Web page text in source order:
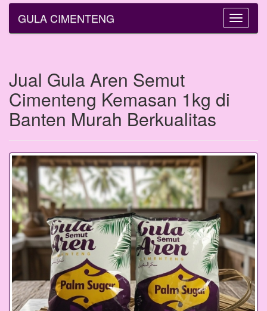
Toggle
GULA CIMENTENG
Jual Gula Aren Semut
Cimenteng Kemasan 1kg di
Banten Murah Berkualitas